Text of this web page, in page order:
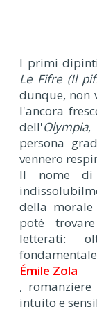
I primi
Le Fifre (Il
dunque, non
l'ancora
dell'Olympia,
persona
vennero
Il nome di
della
poté
letterati:
Émile Zola
,
intuito e